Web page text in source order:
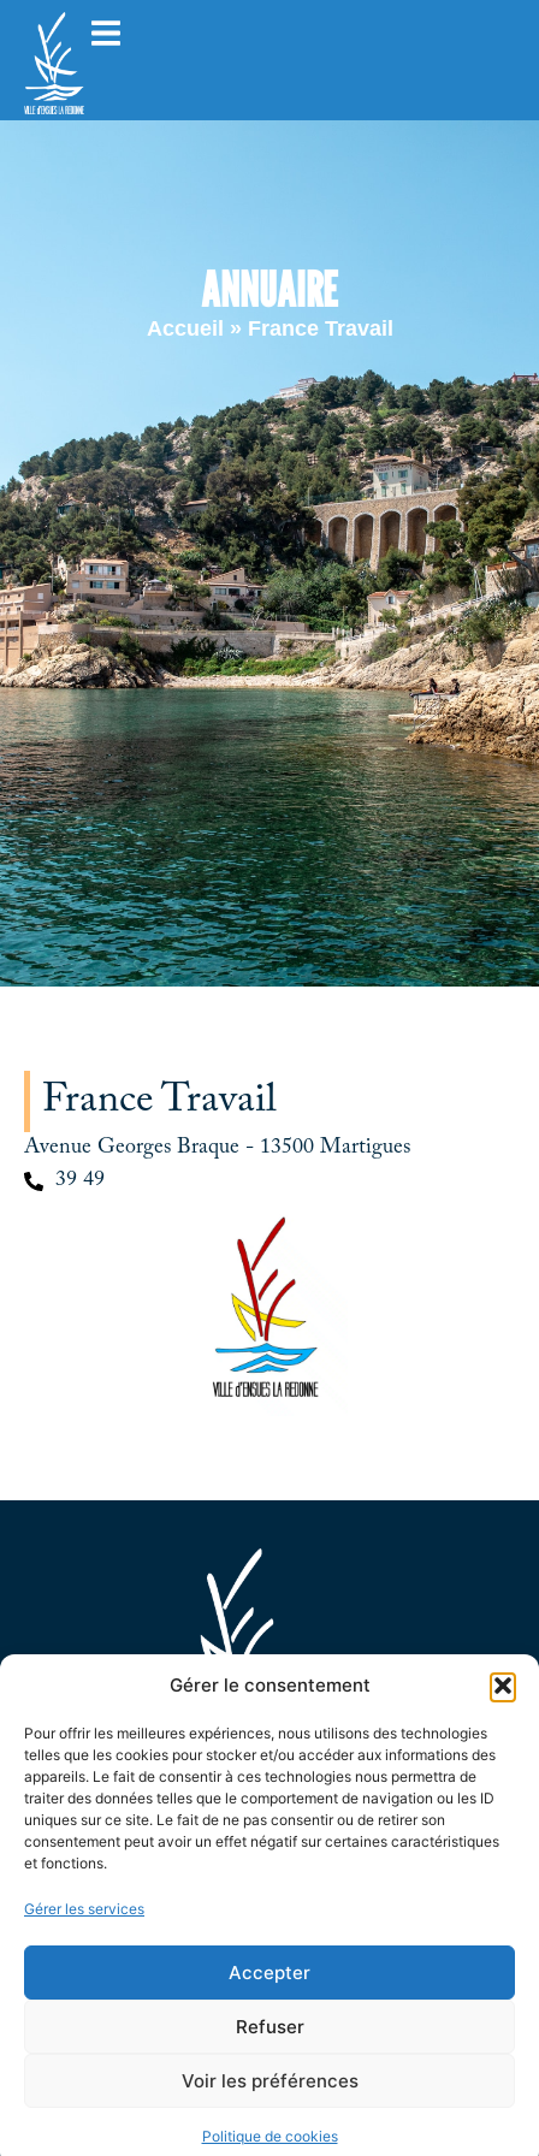
Gérer le consentement
Pour offrir les meilleures expériences, nous utilisons des technologies
telles que les cookies pour stocker et/ou accéder aux informations des
appareils. Le fait de consentir à ces technologies nous permettra de
traiter des données telles que le comportement de navigation ou les ID
uniques sur ce site. Le fait de ne pas consentir ou de retirer son
consentement peut avoir un effet négatif sur certaines caractéristiques
et fonctions.
Gérer les services
Accepter
Refuser
Voir les préférences
Politique de cookies
ANNUAIRE
Accueil » France Travail
France Travail
Avenue Georges Braque - 13500 Martigues
39 49
MAIRIE D'ENSUÈS LA REDONNE
15 Avenue Général de Monsabert,
LES HORAIRES D'OUVERTURE
Le lundi de 8h30 à 12h et de 13h30 à 17h
Du mercredi au vendredi de 8h30 à 12h et de 13h30
à 17h